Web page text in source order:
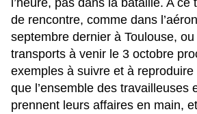
de rencontre, comme dans
septembre dernier à Toulouse, ou
transports à venir le 3 octobre
exemples à suivre et à
que l’ensemble des travailleuses
prennent leurs affaires en main,